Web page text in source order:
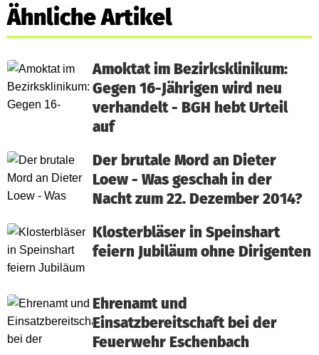
Ähnliche Artikel
Amoktat im Bezirksklinikum:
Gegen 16-Jährigen wird neu
verhandelt - BGH hebt Urteil
auf
Der brutale Mord an Dieter
Loew - Was geschah in der
Nacht zum 22. Dezember 2014?
Klosterbläser in Speinshart
feiern Jubiläum ohne Dirigenten
Ehrenamt und
Einsatzbereitschaft bei der
Feuerwehr Eschenbach